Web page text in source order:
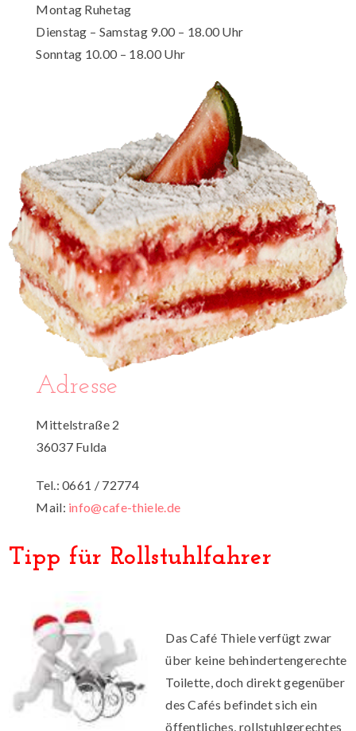
Montag Ruhetag
Dienstag – Samstag 9.00 – 18.00 Uhr
Sonntag 10.00 – 18.00 Uhr
Adresse
Mittelstraße 2
36037 Fulda
Tel.: 0661 / 72774
Mail: info@cafe-thiele.de
Tipp für Rollstuhlfahrer
Das Café Thiele verfügt zwar
über keine behindertengerechte
Toilette, doch direkt gegenüber
des Cafés befindet sich ein
öffentliches, rollstuhlgerechtes